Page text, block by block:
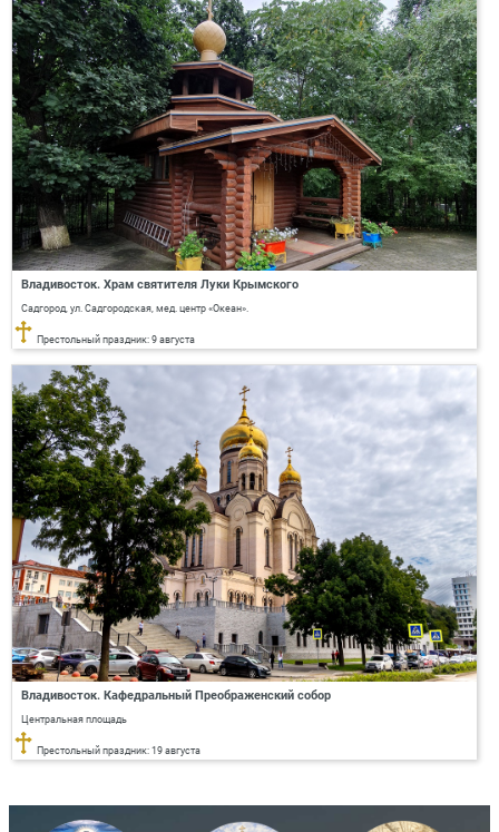
Владивосток. Храм святителя Луки Крымского
Садгород, ул. Садгородская, мед. центр «Океан».
Престольный праздник: 9 августа
Владивосток. Кафедральный Преображенский собор
Центральная площадь
Престольный праздник: 19 августа